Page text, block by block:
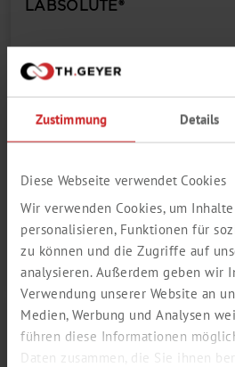
Zustimmung Details
Diese Webseite verwendet Cookies
Wir verwenden Cookies, um
personalisieren, Funktionen für
zu können und die Zugriffe auf
analysieren. Außerdem geben wir
Verwendung unserer Website an
Medien, Werbung und Analysen
führen diese Informationen
Daten zusammen, die Sie ihnen
LABSOLUTE®
Aggiungi al
Ordine nr. 7696480
SACCHETTI PER